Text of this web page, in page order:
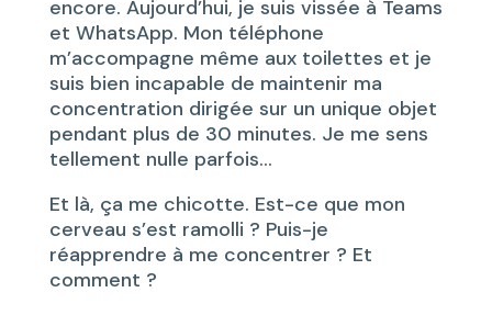
encore. Aujourd’hui, je suis vissée à Teams
et WhatsApp. Mon téléphone
m’accompagne même aux toilettes et je
suis bien incapable de maintenir ma
concentration dirigée sur un unique objet
pendant plus de 30 minutes. Je me sens
tellement nulle parfois…
Et là, ça me chicotte. Est-ce que mon
cerveau s’est ramolli ? Puis-je
réapprendre à me concentrer ? Et
comment ?